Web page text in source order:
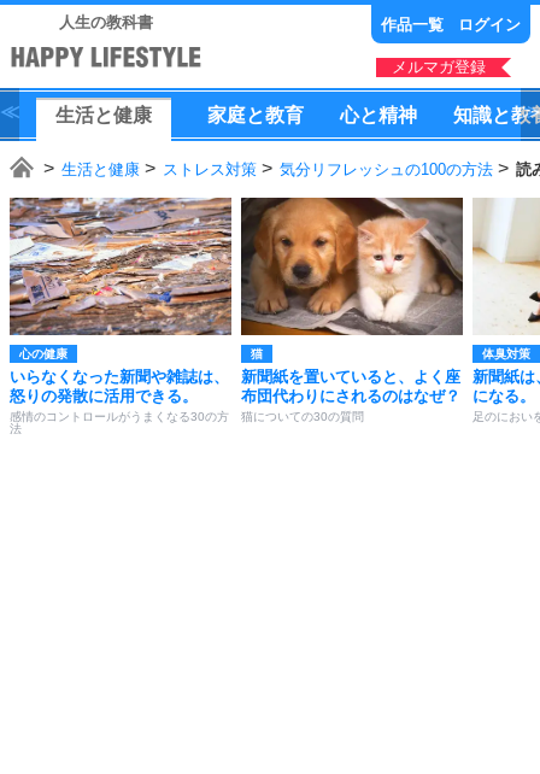
人生の教科書 作品一覧 ログイン
メルマガ登録
生活と健康 家庭と教育 心と精神 知識と教
生活と健康 ストレス対策 気分リフレッシュの100の方法 読
心の健康
いらなくなった新聞や雑誌は、
怒りの発散に活用できる。
感情のコントロールがうまくなる30の方
法
猫
新聞紙を置いていると、よく座
布団代わりにされるのはなぜ？
猫についての30の質問
体臭対策
新聞紙は
になる。
足のにおい